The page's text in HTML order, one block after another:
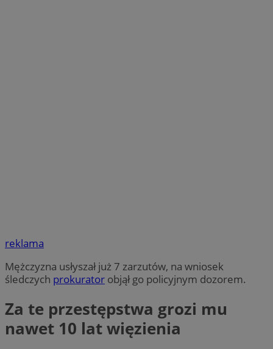
reklama
Mężczyzna usłyszał już 7 zarzutów, na wniosek
śledczych prokurator objął go policyjnym dozorem.
Za te przestępstwa grozi mu
nawet 10 lat więzienia